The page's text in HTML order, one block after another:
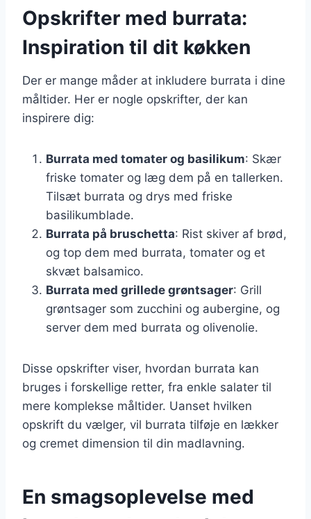
Opskrifter med burrata:
Inspiration til dit køkken
Der er mange måder at inkludere burrata i dine
måltider. Her er nogle opskrifter, der kan
inspirere dig:
Burrata med tomater og basilikum: Skær
friske tomater og læg dem på en tallerken.
Tilsæt burrata og drys med friske
basilikumblade.
Burrata på bruschetta: Rist skiver af brød,
og top dem med burrata, tomater og et
skvæt balsamico.
Burrata med grillede grøntsager: Grill
grøntsager som zucchini og aubergine, og
server dem med burrata og olivenolie.
Disse opskrifter viser, hvordan burrata kan
bruges i forskellige retter, fra enkle salater til
mere komplekse måltider. Uanset hvilken
opskrift du vælger, vil burrata tilføje en lækker
og cremet dimension til din madlavning.
En smagsoplevelse med